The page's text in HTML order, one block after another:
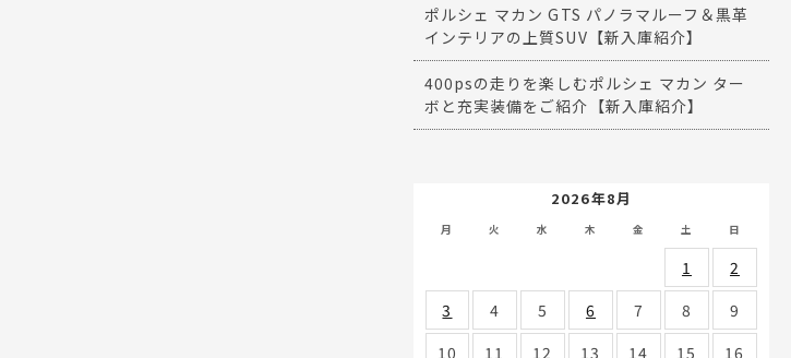
ポルシェ マカン GTS パノラマルーフ＆黒革
インテリアの上質SUV【新入庫紹介】
400psの走りを楽しむポルシェ マカン ター
ボと充実装備をご紹介【新入庫紹介】
2026年8月
月 火 水 木 金 土 日
1
2
3
4 5 6 7 8
9
10
11 12 13 14 15
16